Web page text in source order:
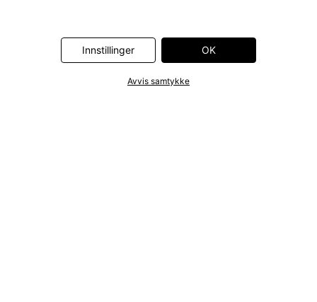
Innstillinger OK
Avvis samtykke